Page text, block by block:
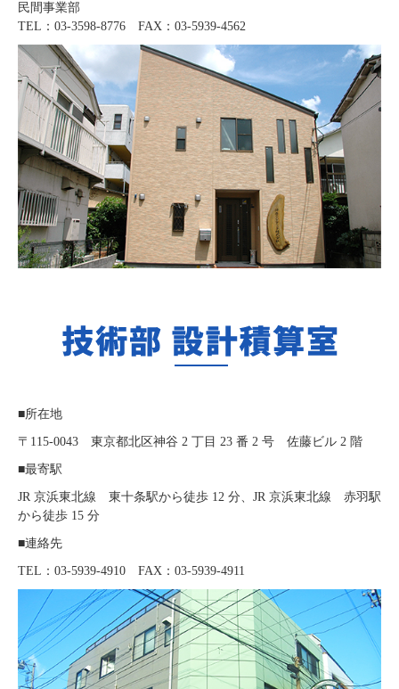
民間事業部
TEL：03-3598-8776 FAX：03-5939-4562
■所在地
〒115-0043 東京都北区神谷 2 丁目 23 番 2 号 佐藤ビル 2 階
■最寄駅
JR 京浜東北線 東十条駅から徒歩 12 分、JR 京浜東北線 赤羽駅
から徒歩 15 分
■連絡先
TEL：03-5939-4910 FAX：03-5939-4911